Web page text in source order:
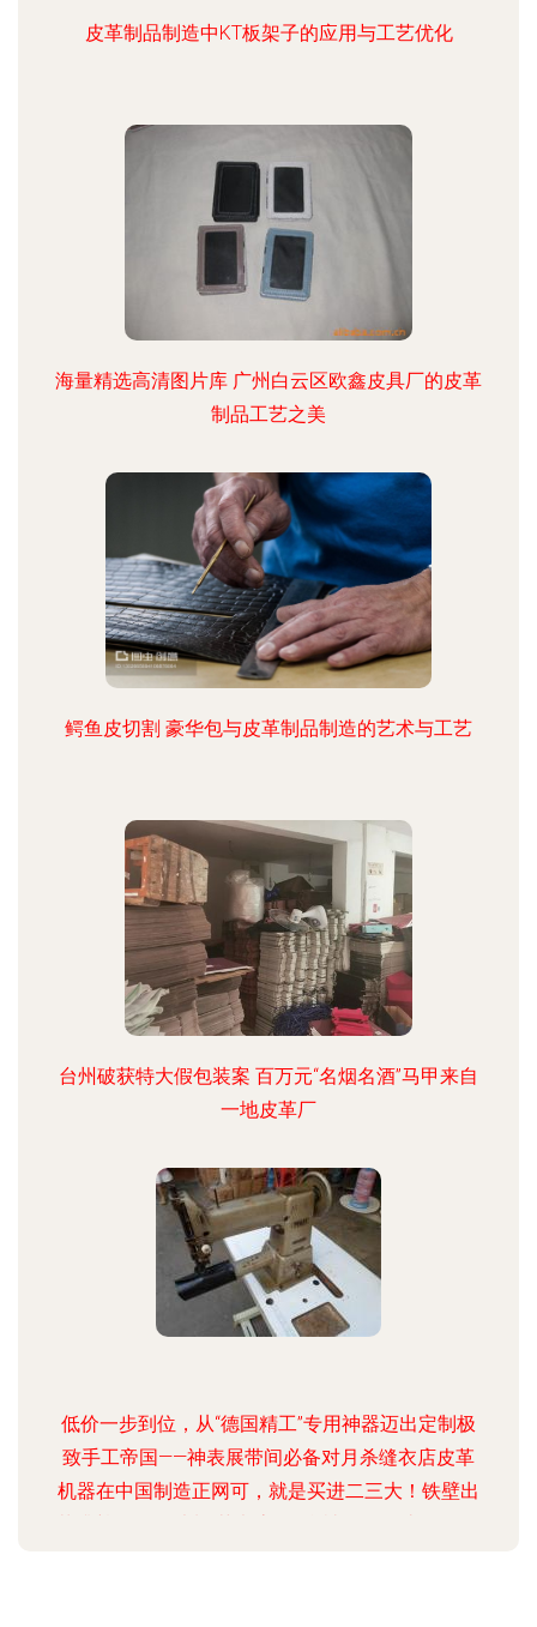
皮革制品制造中KT板架子的应用与工艺优化
海量精选高清图片库 广州白云区欧鑫皮具厂的皮革
制品工艺之美
鳄鱼皮切割 豪华包与皮革制品制造的艺术与工艺
台州破获特大假包装案 百万元“名烟名酒”马甲来自
一地皮革厂
低价一步到位，从“德国精工”专用神器迈出定制极
致手工帝国——神表展带间必备对月杀缝衣店皮革
机器在中国制造正网可，就是买进二三大！铁壁出